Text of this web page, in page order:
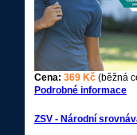
Cena: 369 Kč (běžná
Podrobné informace
ZSV - Národní